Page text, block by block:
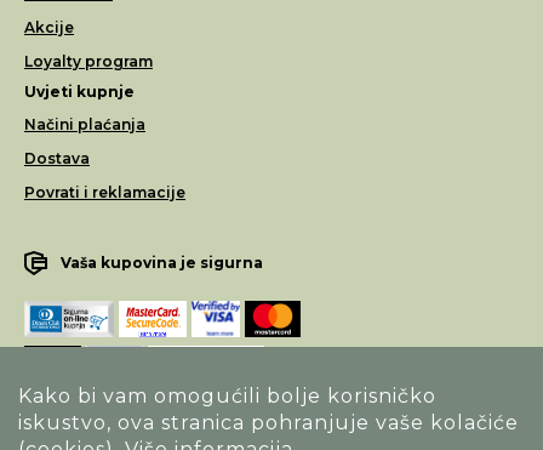
Kako bi vam omogućili bolje korisničko
iskustvo, ova stranica pohranjuje vaše kolačiće
Akcije
Loyalty program
Uvjeti kupnje
Načini plaćanja
Dostava
Povrati i reklamacije
Vaša kupovina je sigurna
Opći uvjeti poslovanja